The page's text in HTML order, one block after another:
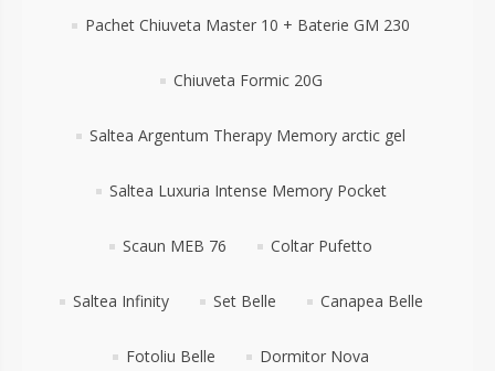
Pachet Chiuveta Master 10 + Baterie GM 230
Chiuveta Formic 20G
Saltea Argentum Therapy Memory arctic gel
Saltea Luxuria Intense Memory Pocket
Scaun MEB 76 Coltar Pufetto
Saltea Infinity Set Belle Canapea Belle
Fotoliu Belle Dormitor Nova